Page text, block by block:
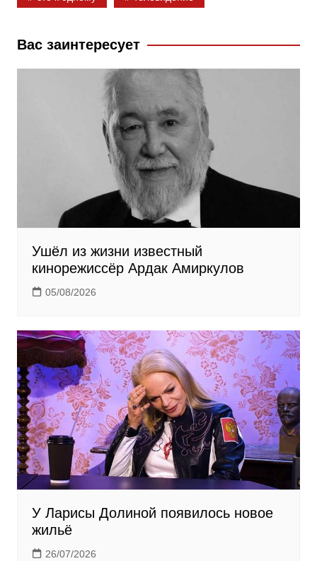
n
i
Вас заинтересует
Ушёл из жизни известный
кинорежиссёр Ардак Амиркулов
05/08/2026
У Ларисы Долиной появилось новое
жильё
26/07/2026